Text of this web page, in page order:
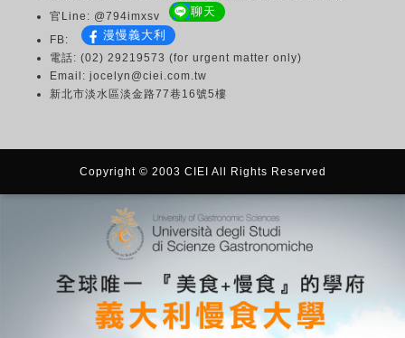
官Line: @794imxsv
聊天
FB: 漫慢義大利
電話: (02) 29219573 (for urgent matter only)
Email: jocelyn@ciei.com.tw
新北市淡水區淡金路77巷16號5樓
Copyright © 2003 CIEI All Rights Reserved